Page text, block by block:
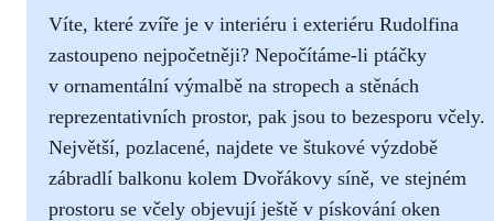
Víte, které zvíře je v interiéru i exteriéru Rudolfina
zastoupeno nejpočetněji? Nepočítáme-li ptáčky
v ornamentální výmalbě na stropech a stěnách
reprezentativních prostor, pak jsou to bezesporu včely.
Největší, pozlacené, najdete ve štukové výzdobě
zábradlí balkonu kolem Dvořákovy síně, ve stejném
prostoru se včely objevují ještě v pískování oken